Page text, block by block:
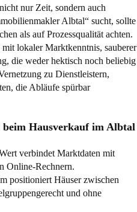
nur Zeit, sondern auch
Albtal“ sucht, sollte
als auf Prozessqualität achten.
mit lokaler Marktkenntnis, sauberer
die weder hektisch noch beliebig
zu Dienstleistern,
die Abläufe spürbar
Hausverkauf im Albtal
verbindet Marktdaten mit
Online-Rechnern.
positioniert Häuser zwischen
und ohne